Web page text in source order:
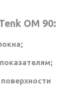
OM 90: